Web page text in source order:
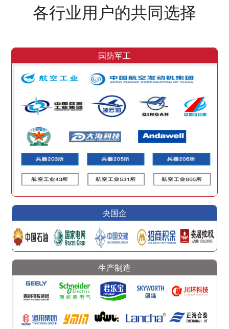
各行业用户的共同选择
国防军工
央国企
生产制造